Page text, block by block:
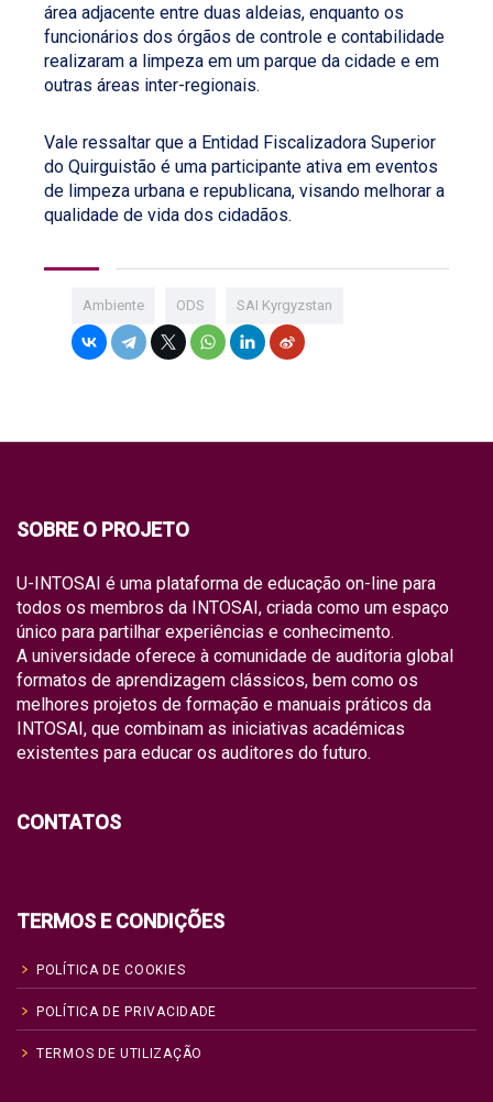
área adjacente entre duas aldeias, enquanto os
funcionários dos órgãos de controle e contabilidade
realizaram a limpeza em um parque da cidade e em
outras áreas inter-regionais.
Vale ressaltar que a Entidad Fiscalizadora Superior
do Quirguistão é uma participante ativa em eventos
de limpeza urbana e republicana, visando melhorar a
qualidade de vida dos cidadãos.
Ambiente ODS SAI Kyrgyzstan
SOBRE O PROJETO
U-INTOSAI é uma plataforma de educação on-line para
todos os membros da INTOSAI, criada como um espaço
único para partilhar experiências e conhecimento.
A universidade oferece à comunidade de auditoria global
formatos de aprendizagem clássicos, bem como os
melhores projetos de formação e manuais práticos da
INTOSAI, que combinam as iniciativas académicas
existentes para educar os auditores do futuro.
CONTATOS
TERMOS E CONDIÇÕES
POLÍTICA DE COOKIES
POLÍTICA DE PRIVACIDADE
TERMOS DE UTILIZAÇÃO